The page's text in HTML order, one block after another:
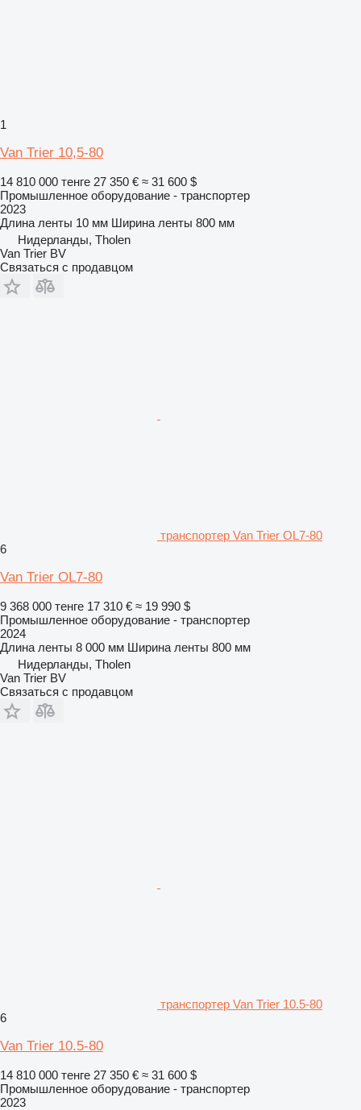
1
Van Trier 10,5-80
14 810 000 тенге 27 350 € ≈ 31 600 $
Промышленное оборудование - транспортер
2023
Длина ленты 10 мм Ширина ленты 800 мм
Нидерланды, Tholen
Van Trier BV
Связаться с продавцом
транспортер Van Trier OL7-80
6
Van Trier OL7-80
9 368 000 тенге 17 310 € ≈ 19 990 $
Промышленное оборудование - транспортер
2024
Длина ленты 8 000 мм Ширина ленты 800 мм
Нидерланды, Tholen
Van Trier BV
Связаться с продавцом
транспортер Van Trier 10.5-80
6
Van Trier 10.5-80
14 810 000 тенге 27 350 € ≈ 31 600 $
Промышленное оборудование - транспортер
2023